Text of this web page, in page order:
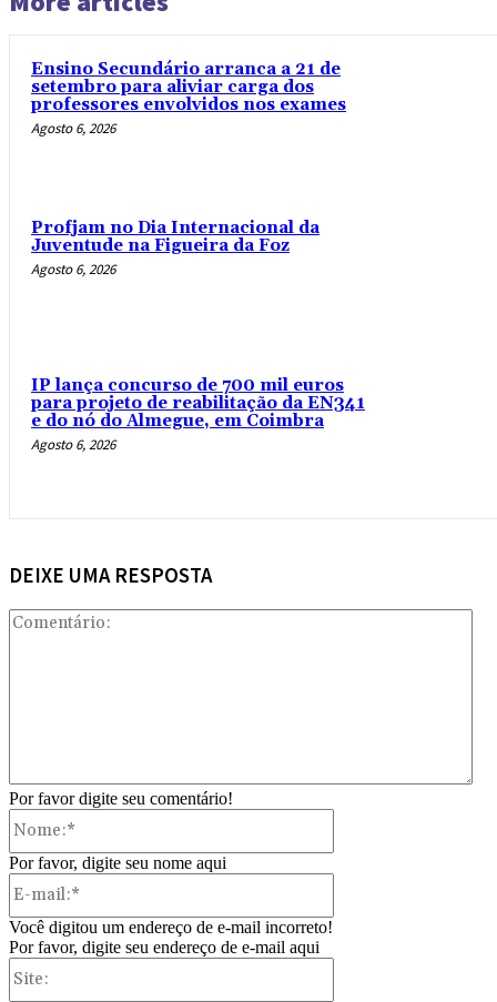
Ensino Secundário arranca a 21 de
setembro para aliviar carga dos
professores envolvidos nos exames
Agosto 6, 2026
Profjam no Dia Internacional da
Juventude na Figueira da Foz
Agosto 6, 2026
IP lança concurso de 700 mil euros
para projeto de reabilitação da EN341
e do nó do Almegue, em Coimbra
Agosto 6, 2026
DEIXE UMA RESPOSTA
Por favor digite seu comentário!
Por favor, digite seu nome aqui
Você digitou um endereço de e-mail incorreto!
Por favor, digite seu endereço de e-mail aqui